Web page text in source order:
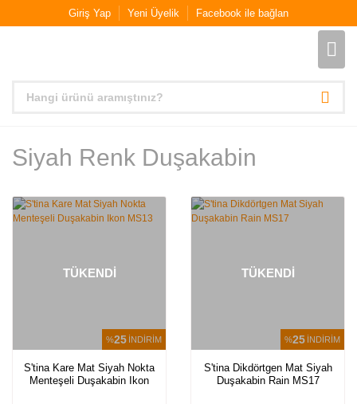
Giriş Yap Yeni Üyelik Facebook ile bağlan
Siyah Renk Duşakabin
%25 İNDİRİM
TÜKENDİ
S'tina Kare Mat Siyah Nokta
Menteşeli Duşakabin Ikon
%25 İNDİRİM
TÜKENDİ
S'tina Dikdörtgen Mat Siyah
Duşakabin Rain MS17